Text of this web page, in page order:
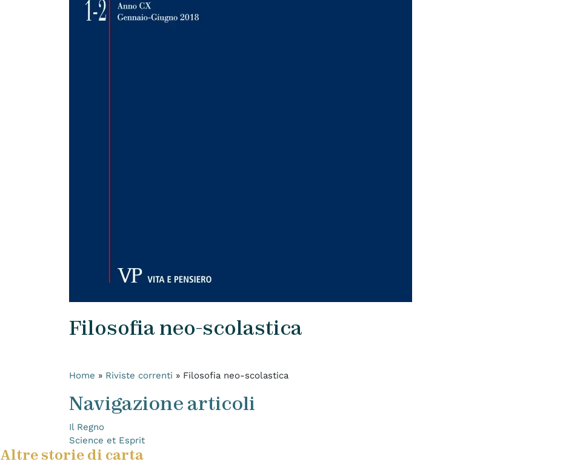
Filosofia neo-scolastica
Home » Riviste correnti » Filosofia neo-scolastica
Navigazione articoli
Il Regno
Science et Esprit
Altre storie di carta